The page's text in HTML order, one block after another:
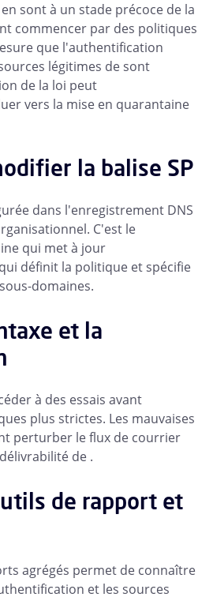
sont à un stade précoce de la
commencer par des politiques
que l'authentification
légitimes de sont
de la loi peut
vers la mise en quarantaine
la balise SP
dans l'enregistrement DNS
C'est le
qui met à jour
définit la politique et spécifie
domaines.
et la
à des essais avant
plus strictes. Les mauvaises
perturber le flux de courrier
de .
de rapport et
agrégés permet de connaître
et les sources